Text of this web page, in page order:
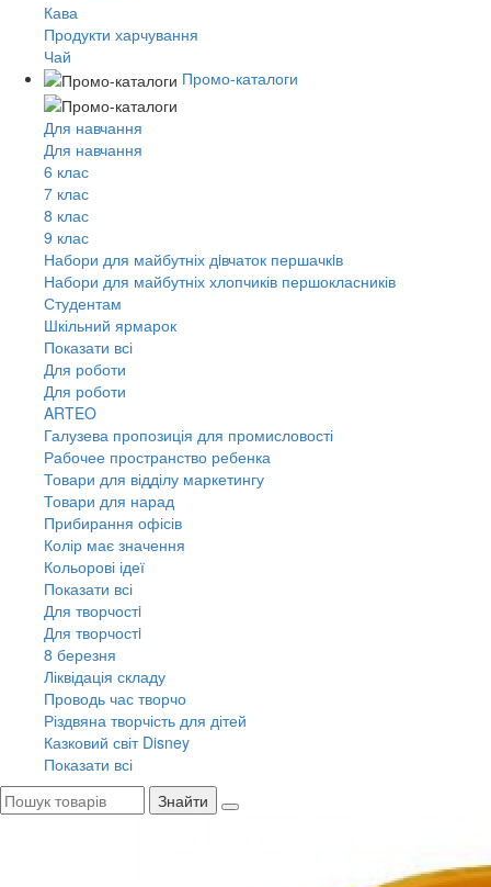
Кава
Продукти харчування
Чай
Промо-каталоги
Для навчання
Для навчання
6 клас
7 клас
8 клас
9 клас
Набори для майбутніх дiвчаток першачкiв
Набори для майбутніх хлопчиків першокласників
Студентам
Шкільний ярмарок
Показати всі
Для роботи
Для роботи
ARTEO
Галузева пропозиція для промисловості
Рабочее пространство ребенка
Товари для відділу маркетингу
Товари для нарад
Прибирання офісів
Колір має значення
Кольорові ідеї
Показати всі
Для творчостi
Для творчостi
8 березня
Ліквідація складу
Проводь час творчо
Різдвяна творчість для дітей
Казковий світ Disney
Показати всі
Знайти